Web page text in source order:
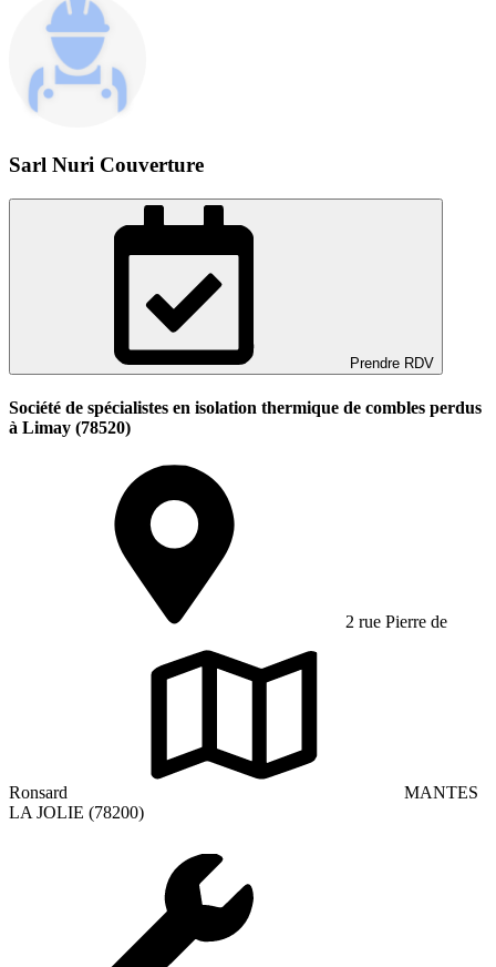
Sarl Nuri Couverture
Prendre RDV
Société de spécialistes en isolation thermique de combles perdus
à Limay (78520)
2 rue Pierre de
Ronsard
MANTES
LA JOLIE (78200)